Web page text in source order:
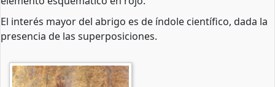
El interés mayor del abrigo es de índole científico, dada la
presencia de las superposiciones.